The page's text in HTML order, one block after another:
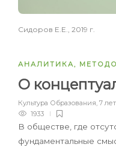
Сидоров Е.Е., 2019 г.
АНАЛИТИКА,
О
Культура Образования, 7
1933
В обществе, где
фундаментальные